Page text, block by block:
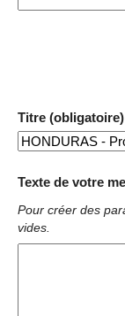
Titre (obligatoire)
Texte de votre
Pour créer des
vides.